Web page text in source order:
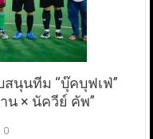
นุนทีม “บุ๊คบุฟเฟ่”
น × นัควีย์ คัพ”
0